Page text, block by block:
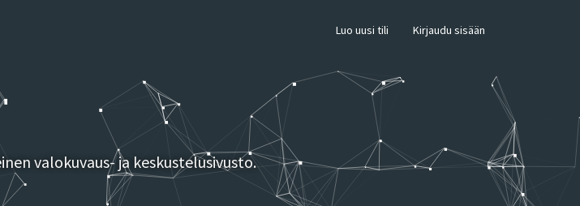
Luo uusi tili Kirjaudu sisään
valokuvaus- ja keskustelusivusto.